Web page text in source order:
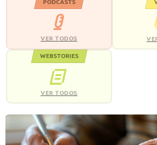
PODCASTS
VER TODOS
WEBSTORIES
VER TODOS